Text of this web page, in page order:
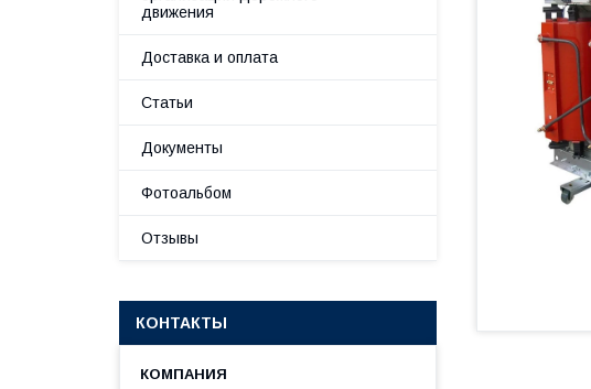
движения
Доставка и оплата
Статьи
Документы
Фотоальбом
Отзывы
КОНТАКТЫ